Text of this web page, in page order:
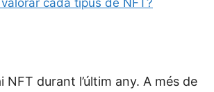
NFT durant l’últim any. A més de